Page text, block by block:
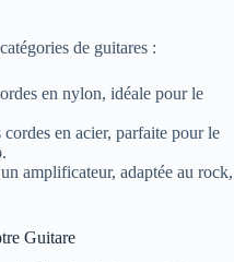
de guitares :
en nylon, idéale pour le
cordes en acier, parfaite pour le
amplificateur, adaptée au rock,
Guitare